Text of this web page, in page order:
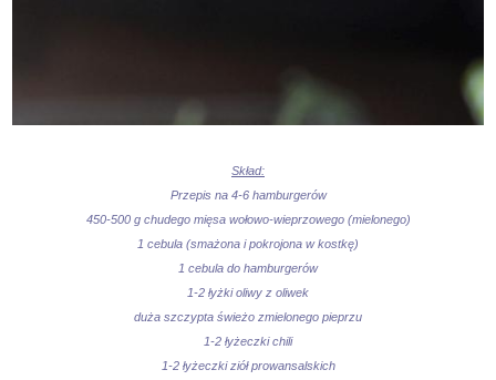
Skład:
Przepis na 4-6 hamburgerów
450-500 g chudego mięsa wołowo-wieprzowego (mielonego)
1 cebula (smażona i pokrojona w kostkę)
1 cebula do hamburgerów
1-2 łyżki oliwy z oliwek
duża szczypta świeżo zmielonego pieprzu
1-2 łyżeczki chili
1-2 łyżeczki ziół prowansalskich